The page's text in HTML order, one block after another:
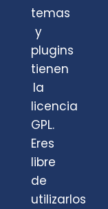
temas
y
plugins
tienen
la
licencia
GPL.
Eres
libre
de
utilizarlos